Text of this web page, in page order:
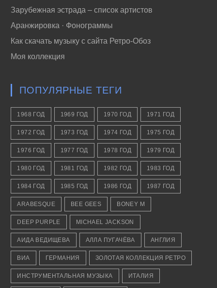
Зарубежная эстрада – список артистов
Аранжировка · Фонограммы
Как скачать музыку с сайта Ретро-Обоз
Моя коллекция
ПОПУЛЯРНЫЕ ТЕГИ
1968 ГОД 1969 ГОД 1970 ГОД 1971 ГОД
1972 ГОД 1973 ГОД 1974 ГОД 1975 ГОД
1976 ГОД 1977 ГОД 1978 ГОД 1979 ГОД
1980 ГОД 1981 ГОД 1982 ГОД 1983 ГОД
1984 ГОД 1985 ГОД 1986 ГОД 1987 ГОД
ARABESQUE BEE GEES BONEY M
DEEP PURPLE MICHAEL JACKSON
АИДА ВЕДИЩЕВА АЛЛА ПУГАЧЁВА АНГЛИЯ
ВИА ГЕРМАНИЯ ЗОЛОТАЯ КОЛЛЕКЦИЯ РЕТРО
ИНСТРУМЕНТАЛЬНАЯ МУЗЫКА ИТАЛИЯ